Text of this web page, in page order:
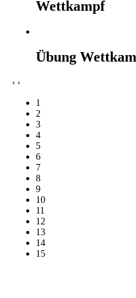
Wettkampf
Übung
› ‹
1
2
3
4
5
6
7
8
9
10
11
12
13
14
15